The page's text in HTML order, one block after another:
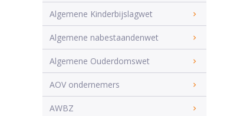
Algemene Kinderbijslagwet
Algemene nabestaandenwet
Algemene Ouderdomswet
AOV ondernemers
AWBZ